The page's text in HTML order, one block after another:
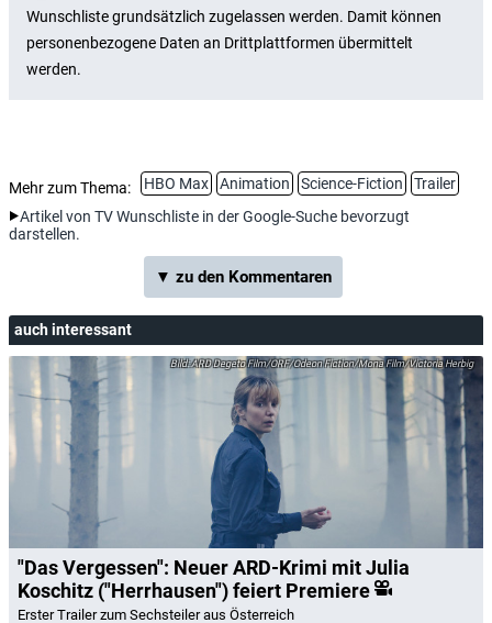
Mehr zum Thema: HBO Max Animation Science-Fiction
Trailer
Artikel von TV Wunschliste in der Google-Suche bevorzugt
darstellen.
▼ zu den Kommentaren
auch interessant
ARD Degeto Film/ORF/Odeon Fiction/Mona Film/Victoria Herbig
"Das Vergessen": Neuer ARD-Krimi mit Julia
Koschitz ("Herrhausen") feiert Premiere
Erster Trailer zum Sechsteiler aus Österreich